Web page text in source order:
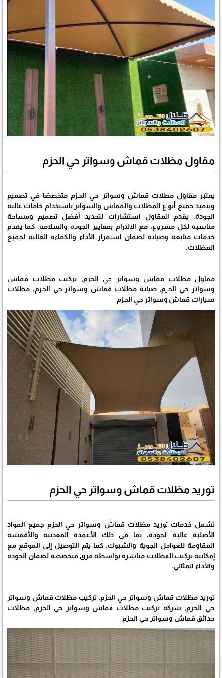
مقاول مظلات قماش وسواتر حي الحزم
يعتبر مقاول مظلات قماش وسواتر حي الحزم متخصصًا في تصميم
وتنفيذ جميع أنواع المظلات والقماش والسواتر باستخدام خامات عالية
الجودة. يقدم المقاول استشارات لتحديد أفضل تصميم ومساحة
مناسبة لكل مشروع، مع الالتزام بمعايير الجودة والسلامة. كما يقدم
خدمات متابعة وصيانة لضمان استمرار الأداء والكفاءة العالية لجميع
المظلات.
مقاول مظلات قماش وسواتر حي الحزم, تركيب مظلات قماش
وسواتر حي الحزم, صيانة مظلات قماش وسواتر حي الحزم, مظلات
سيارات قماش وسواتر حي الحزم
توريد مظلات قماش وسواتر حي الحزم
تشمل خدمات توريد مظلات قماش وسواتر حي الحزم جميع المواد
الأصلية عالية الجودة، بما في ذلك الأعمدة المعدنية والأقمشة
المقاومة للعوامل الجوية والشبوك. كما يتم التوصيل إلى الموقع مع
إمكانية تركيب المظلات مباشرة بواسطة فرق متخصصة لضمان الجودة
والأداء المثالي.
توريد مظلات قماش وسواتر حي الحزم, تركيب مظلات قماش وسواتر
حي الحزم, شركة تركيب مظلات قماش وسواتر حي الحزم, مظلات
حدائق قماش وسواتر حي الحزم